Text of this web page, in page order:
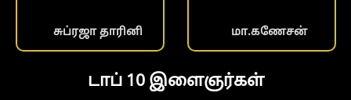
சுப்ரஜா தாரினி மா.கணேசன்
டாப் 10 இளைஞர்கள்